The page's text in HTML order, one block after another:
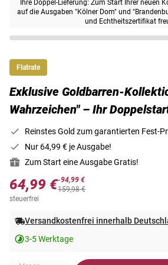
Ihre Doppel-Lieferung: Zum Start Ihrer neuen
auf die Ausgaben "Kölner Dom" und
und Echtheitszertifikat
Flatrate
Exklusive Goldbarren-
Wahrzeichen″ – Ihr
Reinstes Gold zum garantierten Fest-
Nur 64,99 € je Ausgabe!
Zum Start eine Ausgabe Gratis!
64,99 €-94,99 €
159,98 €
steuerfrei
Versandkostenfrei innerhalb
3-5 Werktage